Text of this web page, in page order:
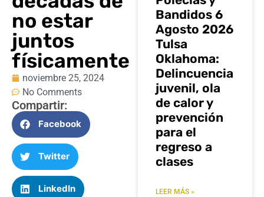
no estar
juntos
físicamente
noviembre 25, 2024
No Comments
Compartir:
Facebook
Twitter
LinkedIn
Bandidos 6
Agosto 2026
Tulsa
Oklahoma:
Delincuencia
juvenil, ola
de calor y
prevención
para el
regreso a
clases
LEER MÁS »